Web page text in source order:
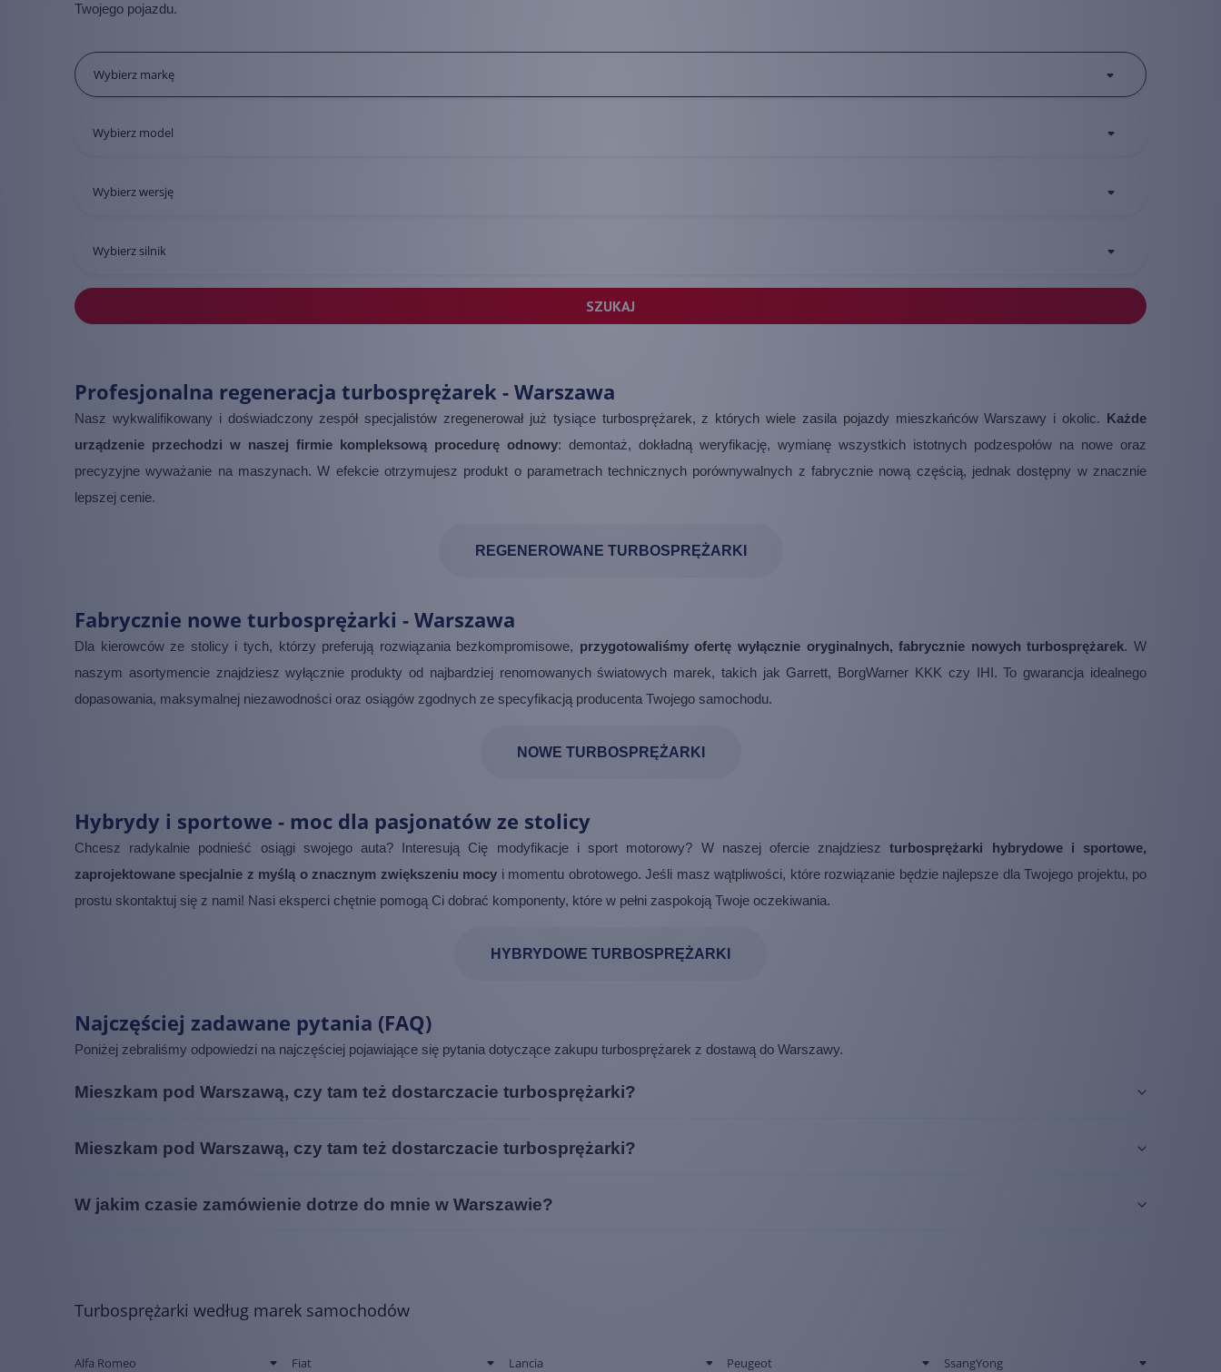
Twojego pojazdu.
Wybierz markę
Chevrolet
Chrysler
Dodge
Fiat
Honda
Jaguar
Kia
Mazda
Mercedes-Benz
Mini
Peugeot
Rolls-Royce
Saab
Smart
Wybierz model
Wybierz wersję
Wybierz silnik
SZUKAJ
Profesjonalna regeneracja turbosprężarek - Warszawa
Nasz wykwalifikowany i doświadczony zespół specjalistów zregenerował już tysiące turbosprężarek, z których wiele zasila pojazdy mieszkańców Warszawy i okolic. Każde
urządzenie przechodzi w naszej firmie kompleksową procedurę odnowy: demontaż, dokładną weryfikację, wymianę wszystkich istotnych podzespołów na nowe oraz
precyzyjne wyważanie na maszynach. W efekcie otrzymujesz produkt o parametrach technicznych porównywalnych z fabrycznie nową częścią, jednak dostępny w znacznie
lepszej cenie.
REGENEROWANE TURBOSPRĘŻARKI
Fabrycznie nowe turbosprężarki - Warszawa
Dla kierowców ze stolicy i tych, którzy preferują rozwiązania bezkompromisowe, przygotowaliśmy ofertę wyłącznie oryginalnych, fabrycznie nowych turbosprężarek. W
naszym asortymencie znajdziesz wyłącznie produkty od najbardziej renomowanych światowych marek, takich jak Garrett, BorgWarner KKK czy IHI. To gwarancja idealnego
dopasowania, maksymalnej niezawodności oraz osiągów zgodnych ze specyfikacją producenta Twojego samochodu.
NOWE TURBOSPRĘŻARKI
Hybrydy i sportowe - moc dla pasjonatów ze stolicy
Chcesz radykalnie podnieść osiągi swojego auta? Interesują Cię modyfikacje i sport motorowy? W naszej ofercie znajdzieszturbosprężarki hybrydowe i sportowe,
zaprojektowane specjalnie z myślą o znacznym zwiększeniu mocy i momentu obrotowego. Jeśli masz wątpliwości, które rozwiązanie będzie najlepsze dla Twojego projektu, po
prostu skontaktuj się z nami! Nasi eksperci chętnie pomogą Ci dobrać komponenty, które w pełni zaspokoją Twoje oczekiwania.
HYBRYDOWE TURBOSPRĘŻARKI
Najczęściej zadawane pytania (FAQ)
Poniżej zebraliśmy odpowiedzi na najczęściej pojawiające się pytania dotyczące zakupu turbosprężarek z dostawą do Warszawy.
Mieszkam pod Warszawą, czy tam też dostarczacie turbosprężarki?
jest całkowicie darmowa, niezależnie od tego, gdzie mieszkasz.
Mieszkam pod Warszawą, czy tam też dostarczacie turbosprężarki?
jest całkowicie darmowa, niezależnie od tego, gdzie mieszkasz.
W jakim czasie zamówienie dotrze do mnie w Warszawie?
Turbosprężarki według marek samochodów
Alfa Romeo Fiat Lancia Peugeot SsangYong